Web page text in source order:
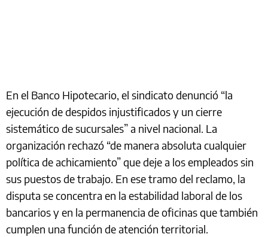
En el Banco Hipotecario, el sindicato denunció “la
ejecución de despidos injustificados y un cierre
sistemático de sucursales” a nivel nacional. La
organización rechazó “de manera absoluta cualquier
política de achicamiento” que deje a los empleados sin
sus puestos de trabajo. En ese tramo del reclamo, la
disputa se concentra en la estabilidad laboral de los
bancarios y en la permanencia de oficinas que también
cumplen una función de atención territorial.